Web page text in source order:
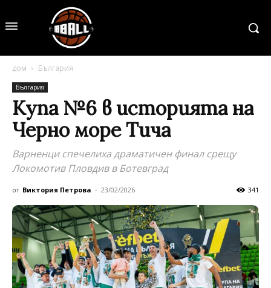
дом България
България
Купа №6 в историята на
Черно море Тича
Варненци спечелиха драматичен финал срещу
Локомотив Пловдив в Ботевград
от Виктория Петрова - 23/02/2026 341